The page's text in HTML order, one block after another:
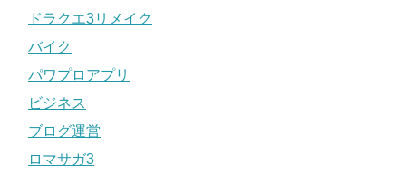
ドラクエ3リメイク
バイク
パワプロアプリ
ビジネス
ブログ運営
ロマサガ3